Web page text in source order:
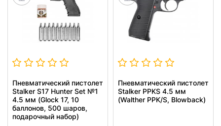
Пневматический пистолет
Stalker S17 Hunter Set №1
4.5 мм (Glock 17, 10
баллонов, 500 шаров,
подарочный набор)
Пневматический пистолет
Stalker PPKS 4.5 мм
(Walther PPK/S, Blowback)